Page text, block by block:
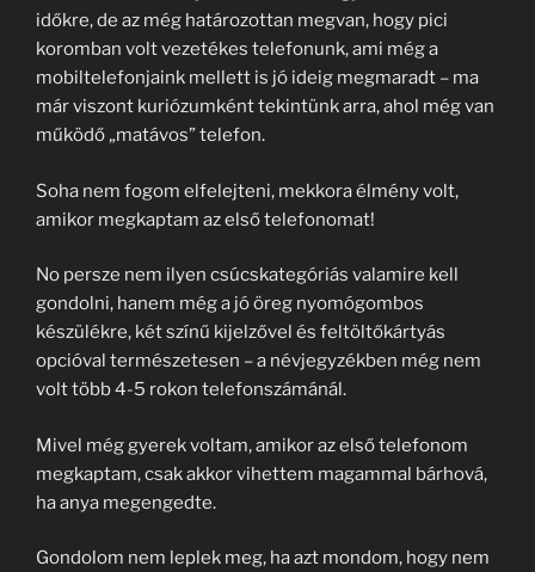
időkre, de az még határozottan megvan, hogy pici
koromban volt vezetékes telefonunk, ami még a
mobiltelefonjaink mellett is jó ideig megmaradt – ma
már viszont kuriózumként tekintünk arra, ahol még van
működő „matávos” telefon.
Soha nem fogom elfelejteni, mekkora élmény volt,
amikor megkaptam az első telefonomat!
No persze nem ilyen csúcskategóriás valamire kell
gondolni, hanem még a jó öreg nyomógombos
készülékre, két színű kijelzővel és feltöltőkártyás
opcióval természetesen – a névjegyzékben még nem
volt több 4-5 rokon telefonszámánál.
Mivel még gyerek voltam, amikor az első telefonom
megkaptam, csak akkor vihettem magammal bárhová,
ha anya megengedte.
Gondolom nem leplek meg, ha azt mondom, hogy nem